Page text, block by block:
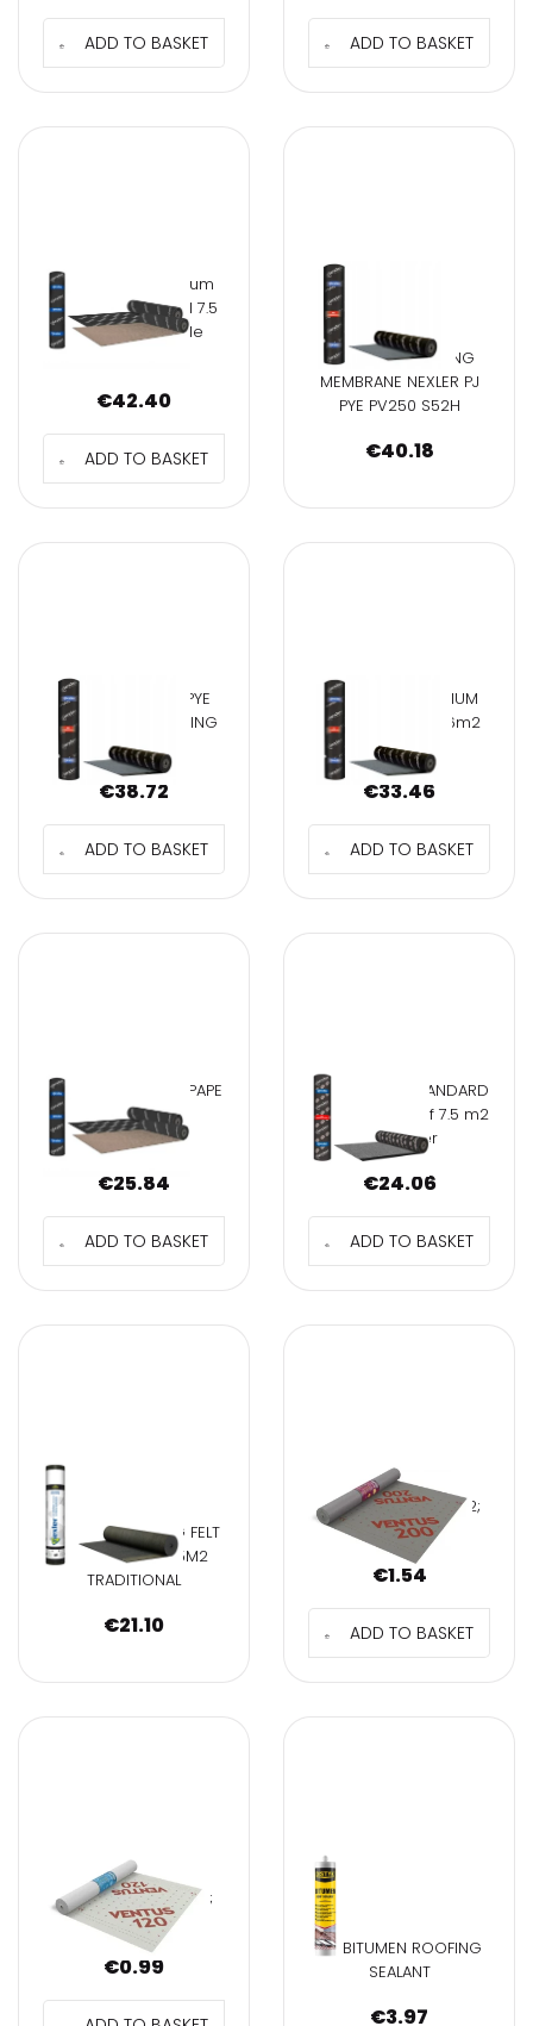
ADD TO BASKET ADD TO BASKET
PAPA NEXLER Medium
PYE PV200 S40, roll 7.5
m2 heat sealable
€42.40
ADD TO BASKET
HEAT SEAL ROOFING
MEMBRANE NEXLER PJ
PYE PV250 S52H
€40.18
NEXLER PREMIUM PYE
PV250 S53H ROOFING
FELT
€38.72
ADD TO BASKET
PAPA NEXLER MEDIUM
PYE PV250 S52H 6m2
top cover
€33.46
ADD TO BASKET
NEXLER STANDARD PAPE
V60 S30 10 m2
underlay
€25.84
ADD TO BASKET
PAPA NEXLER STANDARD
V60 S42H roll of 7.5 m2
top cover
€24.06
ADD TO BASKET
ASPHALT ROOFING FELT
NEXLER W/400 15M2
TRADITIONAL
€21.10
VENTUS ROOF
MEMBRANE 200g/m2;
1,5x50m
€1.54
ADD TO BASKET
VENTUS ROOF
MEMBRANE 120g/m2;
1,5x50m
€0.99
DB BITUMEN ROOFING
SEALANT
€3.97